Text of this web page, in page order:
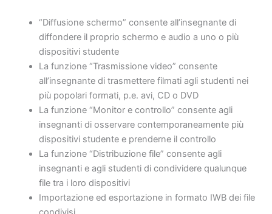
“Diffusione schermo” consente all’insegnante di
diffondere il proprio schermo e audio a uno o più
dispositivi studente
La funzione “Trasmissione video” consente
all’insegnante di trasmettere filmati agli studenti nei
più popolari formati, p.e. avi, CD o DVD
La funzione “Monitor e controllo” consente agli
insegnanti di osservare contemporaneamente più
dispositivi studente e prenderne il controllo
La funzione “Distribuzione file” consente agli
insegnanti e agli studenti di condividere qualunque
file tra i loro dispositivi
Importazione ed esportazione in formato IWB dei file